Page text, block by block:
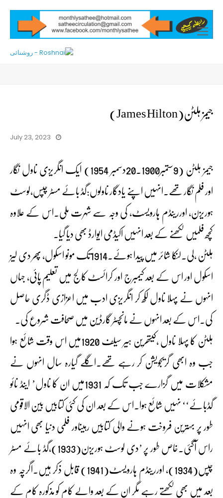
Open
جیمز ہلٹن(James Hilton)
July 23, 2023
جیمز ہلٹن (9ستمبر1900۔20دسمبر 1954) ایک انگریزی ناول نگار
اور فلم نگار تھے۔انہیں اپنے یادگار ناولوں:گڈ بائے مسٹر چپس،لوسٹ
ہوریزن، اوررینڈم ہارویسٹ، کی وجہ سے شہرت ملی۔اس کے علاوہ
کچھ فلمیں لکھنے کے بعد انہیں اکیڈمی ایوارڈ بھی دیا گیا۔
ہلٹن ،لی۔لنکا شائر میں پیدا ہوئے۔1914تک مونو اسکول، پھر دی لیز
اسکول اور اس کے بعد کیمبرج اور کرائسٹ کالج میں تعلیم پائی، جہاں
انہوں نے پہلا ناول لکھ کر انگریزی ادب میں اعزازی ڈگری حاصل
کی۔اس کے بعد انہوں نے مانچسٹر گارڈین میں صحافت شروع کی۔
ہلٹن کا پہلا ناول ،کیتھرین ہیر سیلف 1920میں اس وقت شائع ہوا
جب وہ ابھی گریجویشن کر رہے تھے۔اگلے گیارہ سال انہوں نے
مشکلات میں گزارے جب تک کہ 1931میں ان کا ناول’ اینڈ نائو
گڈبائے‘‘ نہیں شائع ہوا۔اس کے بعد ان کی کئی کتابیں بین الاقومی
طور پر بہترین فروخت ہونے والی کتابیں رہیںاور فلمی دنیا بھی انہیں
راس آگئی۔خاص طور پر ’دی لوسٹ ہوریزن(1933)،گڈ بائے مسٹر
چپس(1934)، اوررینڈم ہارویسٹ(1941) قابل ذکر ہیں۔اگرچہ وہ
بعد میں بھی لکھتے رہے مگر ان کے بعد والے کام کو مذکورہ کام کے